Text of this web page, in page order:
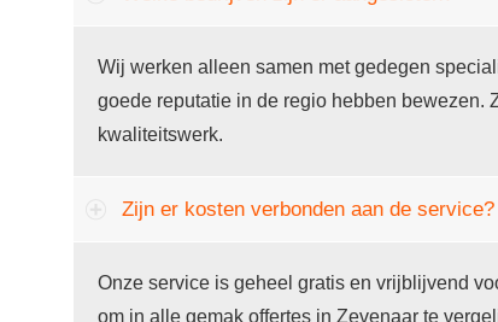
Wij werken alleen samen met gedegen
goede reputatie in de regio hebben bewezen.
kwaliteitswerk.
Zijn er kosten verbonden aan de service?
Onze service is geheel gratis en vrijblijvend
om in alle gemak offertes in Zevenaar te